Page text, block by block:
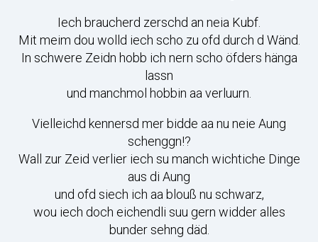
Iech braucherd zerschd an neia Kubf.
Mit meim dou wolld iech scho zu ofd durch d Wänd.
In schwere Zeidn hobb ich nern scho öfders hänga
lassn
und manchmol hobbin aa verluurn.
Vielleichd kennersd mer bidde aa nu neie Aung
schenggn!?
Wall zur Zeid verlier iech su manch wichtiche Dinge
aus di Aung
und ofd siech ich aa blouß nu schwarz,
wou iech doch eichendli suu gern widder alles
bunder sehng däd.